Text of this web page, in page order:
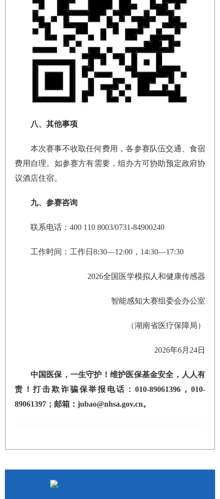
八、其他事项
本次赛事不收取任何费用，各参赛队伍交通、食宿
费用自理。如参赛方有需要，组办方可协助预定政府协
议酒店住宿。
九、参赛咨询
联系电话：400 110 8003/0731-84900240
工作时间：工作日8:30—12:00，14:30—17:30
2026全国医学模拟人和健康传感器
智能感知大赛组委会办公室
（湖南省医疗保障局）
2026年6月24日
中国医保，一生守护！维护医保基金安全，人人有
责！打击欺诈骗保举报电话：010-89061396，010-
89061397；邮箱：jubao@nhsa.gov.cn。